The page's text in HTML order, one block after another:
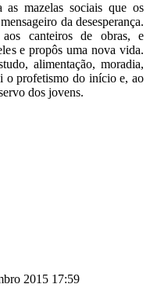
mazelas sociais que os
da desesperança.
canteiros de obras, e
e propôs uma nova vida.
alimentação, moradia,
o profetismo do início e, ao
dos jovens.
2015 17:59